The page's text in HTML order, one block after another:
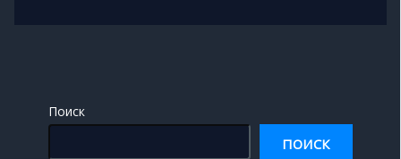
Поиск
ПОИСК